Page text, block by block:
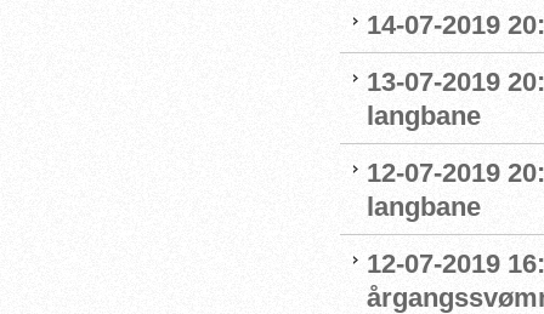
14-07-2019
13-07-2019
langbane
12-07-2019
langbane
12-07-2019